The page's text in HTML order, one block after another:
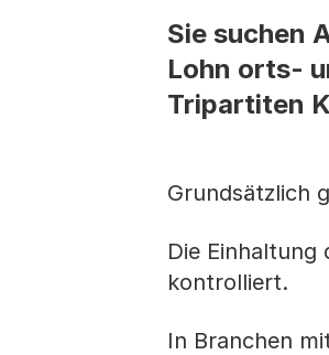
Sie suchen
Lohn orts-
Tripartiten
Grundsätzlich
Die Einhaltung
kontrolliert.
In Branchen